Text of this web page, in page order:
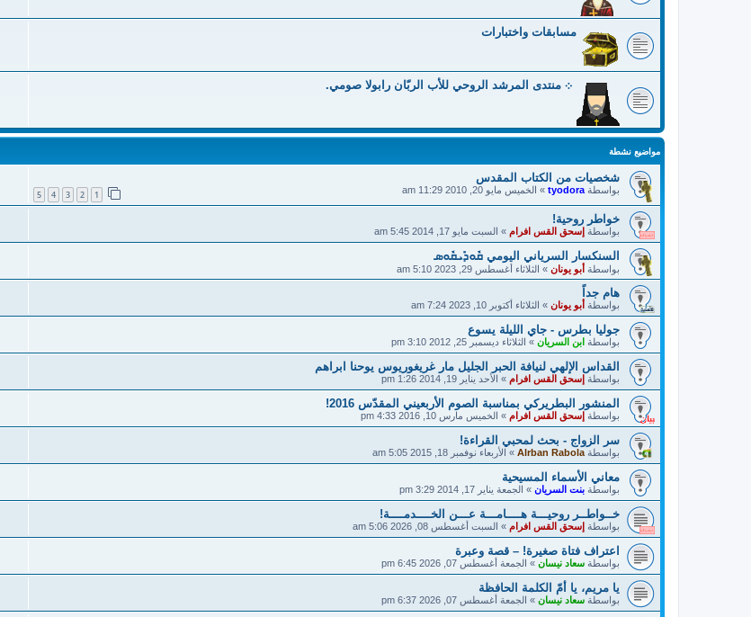
مسابقات واختبارات
܀ منتدى المرشد الروحي للأب الربّان رابولا صومي.
مواضيع نشطة
شخصيات من الكتاب المقدس
بواسطة tyodora
» الخميس مايو 20, 2010 11:29 am 1
2
3
4
5
خواطر روحية!
بواسطة إسحق القس افرام » السبت مايو 17, 2014 5:45 am
السنكسار السرياني اليومي ܩܽܘܕܺܝܩܽܘܣ
بواسطة أبو يونان » الثلاثاء أغسطس 29, 2023 5:10 am
هام جداً
بواسطة أبو يونان » الثلاثاء أكتوبر 10, 2023 7:24 am
جوليا بطرس - جاي الليلة يسوع
بواسطة ابن السريان » الثلاثاء ديسمبر 25, 2012 3:10 pm
القداس الإلهي لنيافة الحبر الجليل مار غريغوريوس يوحنا ابراهم
بواسطة إسحق القس افرام » الأحد يناير 19, 2014 1:26 pm
المنشور البطريركي بمناسبة الصوم الأربعيني المقدّس 2016!
بواسطة إسحق القس افرام » الخميس مارس 10, 2016 4:33 pm
سر الزواج - بحث لمحبي القراءة!
بواسطة Alrban Rabola
» الأربعاء نوفمبر 18, 2015 5:05 am
معاني الأسماء المسيحية
بواسطة بنت السريان » الجمعة يناير 17, 2014 3:29 pm
خــواطــر روحيـــة هــــامـــة عـــن الخــــدمــــة!
بواسطة إسحق القس افرام » السبت أغسطس 08, 2026 5:06 am
اعتراف فتاة صغيرة! – قصة وعبرة
بواسطة سعاد نيسان » الجمعة أغسطس 07, 2026 6:45 pm
يا مريم، يا أمّ الكلمة الحافظة
بواسطة سعاد نيسان » الجمعة أغسطس 07, 2026 6:37 pm